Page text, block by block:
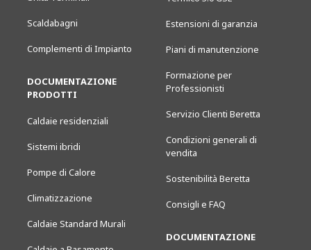
Scaldabagni
Complementi di Impianto
DOCUMENTAZIONE
PRODOTTI
Caldaie residenziali
Sistemi ibridi
Pompe di Calore
Climatizzazione
Caldaie Standard Murali
Estensioni di garanzia
Piani di manutenzione
Formazione per
Professionisti
Servizio Clienti Beretta
Condizioni generali di
vendita
Sostenibilità Beretta
Consigli e FAQ
DOCUMENTAZIONE